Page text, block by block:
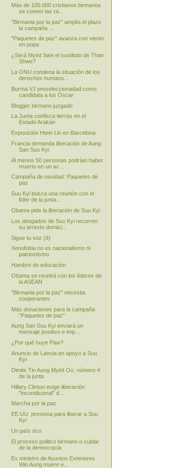
Más de 100.000 cristianos birmanos
se comen las ra...
"Birmania por la paz" amplía el plazo
la campaña ...
"Paquetes de paz" avanza con viento
en popa
¿Será Myint Swe el sustituto de Than
Shwe?
La ONU condena la situación de los
derechos humano...
Burma VJ preseleccionadad como
candidata a los Óscar
Blogger birmano juzgado
La Junta confisca tierras en el
Estado Arakán
Exposición Htein Lin en Barcelona
Francia demanda liberación de Aung
San Suu Kyi
Al menos 50 personas podrían haber
muerto en un ac...
Campaña de navidad: Paquetes de
paz
Suu Kyi busca una reunión con el
líder de la junta...
Obama pide la liberación de Suu Kyi
Los abogados de Suu Kyi recurren
su arresto domici...
Sigue tu voz (II)
Xenofobia no es nacionalismo ni
patriostismo
Hambre de educación
Obama se reunirá con los líderes de
la ASEAN
"Birmania por la paz" necesita
cooperantes
Más donaciones para la campaña
"Paquetes de paz"
Aung San Suu Kyi enviará un
mensaje positivo e imp...
¿Por qué huye Paw?
Anuncio de Lancia en apoyo a Suu
Kyi
Dimite Tin Aung Myint Oo, número 4
de la junta
Hillary Clinton exige liberación
"incondicional" d...
Marcha por la paz
EE.UU. presiona para liberar a Suu
Kyi
Un país rico
El proceso politico birmano o cuidar
de la democracia
Ex ministro de Asuntos Exteriores
Win Aung muere e...